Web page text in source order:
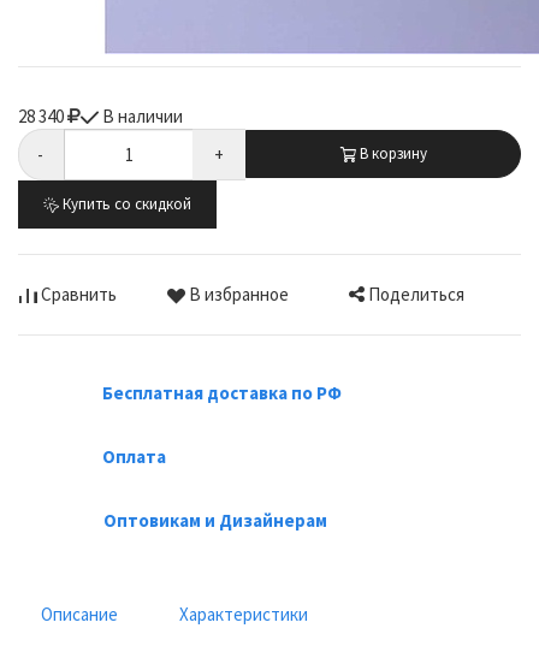
28 340
В наличии
-
+ В корзину
Купить со скидкой
Сравнить В избранное Поделиться
Бесплатная доставка по РФ
Оплата
Оптовикам и Дизайнерам
Описание Характеристики